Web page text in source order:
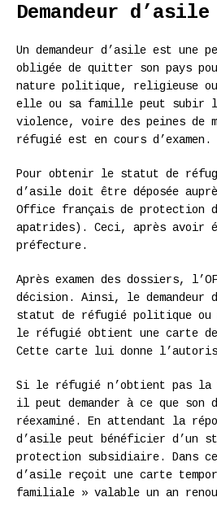
Demandeur d’asile
Un demandeur d’asile est une
obligée de quitter son pays
nature politique, religieuse
elle ou sa famille peut subir
violence, voire des peines de
réfugié est en cours d’examen.
Pour obtenir le statut de
d’asile doit être déposée
Office français de protection
apatrides). Ceci, après avoir
préfecture.
Après examen des dossiers,
décision. Ainsi, le demandeur
statut de réfugié politique ou
le réfugié obtient une carte
Cette carte lui donne
Si le réfugié n’obtient pas la
il peut demander à ce que son
réexaminé. En attendant la
d’asile peut bénéficier d’un
protection subsidiaire. Dans
d’asile reçoit une carte
familiale » valable un an